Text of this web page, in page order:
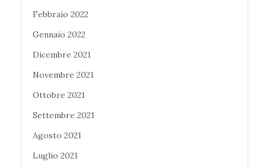
Febbraio 2022
Gennaio 2022
Dicembre 2021
Novembre 2021
Ottobre 2021
Settembre 2021
Agosto 2021
Luglio 2021